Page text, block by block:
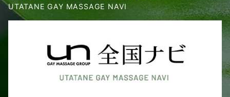
UTATANE GAY MASSAGE NAVI